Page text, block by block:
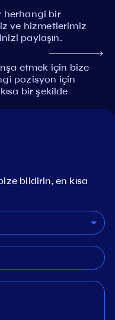
herhangi bir
ve hizmetlerimiz
paylaşın.
etmek için bize
pozisyon için
bir şekilde
bildirin, en kısa